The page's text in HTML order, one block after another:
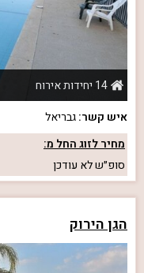
14 יחידות אירוח
איש קשר:גבריאל
מחיר לזוג החל מ:
סופ״שלא עודכן
הגן הירוק